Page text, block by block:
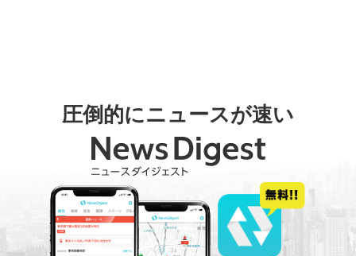
圧倒的にニュースが速い